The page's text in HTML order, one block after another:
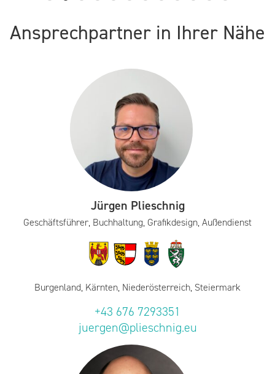
Ansprechpartner in Ihrer Nähe
Jürgen Plieschnig
Geschäftsführer, Buchhaltung, Grafikdesign, Außendienst
Burgenland, Kärnten, Niederösterreich, Steiermark
+43 676 7293351
juergen@plieschnig.eu